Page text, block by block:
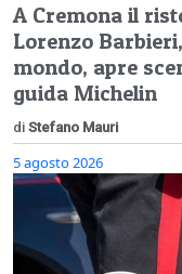
A Cremona il
Lorenzo
mondo, apre
guida Michelin
di Stefano Mauri
5 agosto 2026